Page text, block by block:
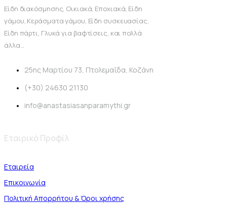
Είδη διακόσμησης, Οικιακά, Εποχιακά, Είδη
γάμου, Κεράσματα γάμου, Είδη συσκευασίας,
Είδη πάρτι, Γλυκά για βαφτίσεις, και πολλά
άλλα...
25ης Μαρτίου 73, Πτολεμαΐδα, Κοζάνη
(+30) 24630 21130
info@anastasiasanparamythi.gr
Εταιρικό Προφίλ
Εταιρεία
Επικοινωνία
Πολιτική Απορρήτου & Όροι χρήσης